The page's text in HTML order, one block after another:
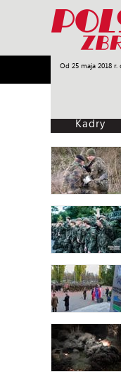
Od 25 maja 2018
Armia
Kadry